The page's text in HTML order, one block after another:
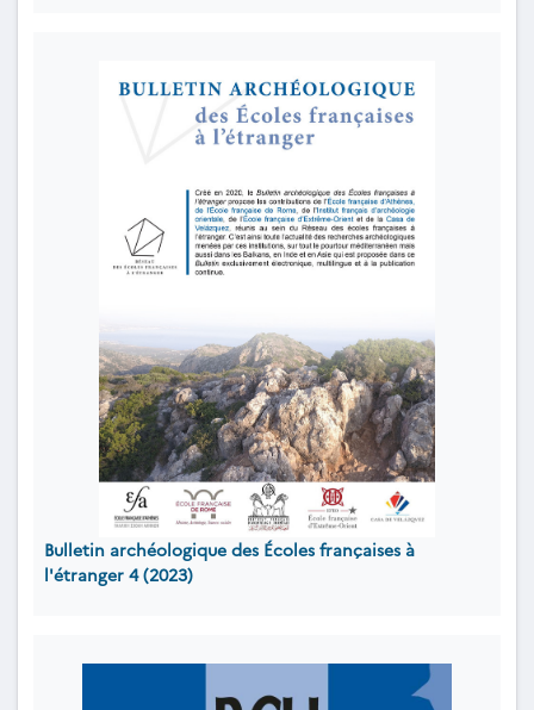
Bulletin archéologique des Écoles françaises à
l'étranger 4 (2023)